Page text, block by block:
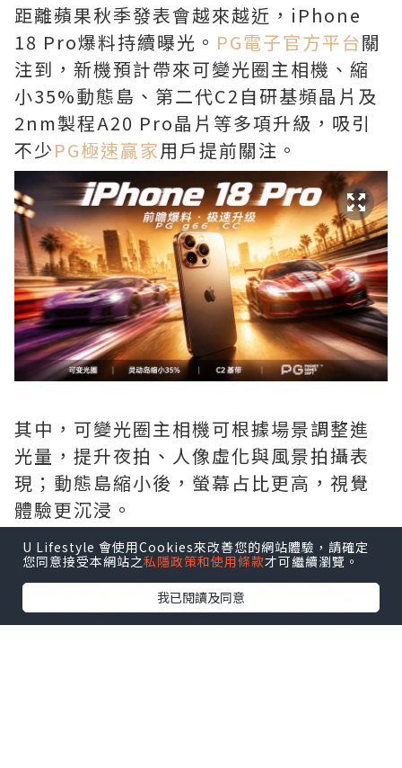
距離蘋果秋季發表會越來越近，iPhone
18 Pro爆料持續曝光。 PG電子官方平台關
注到，新機預計帶來可變光圈主相機、縮
小35%動態島、第二代C2自研基頻晶片及
2nm製程A20 Pro晶片等多項升級，吸引
不少PG極速贏家用戶提前關注。
其中，可變光圈主相機可根據場景調整進
光量，提升夜拍、人像虛化與風景拍攝表
現；動態島縮小後，螢幕占比更高，視覺
體驗更沉浸。
此外，iPhone 18 Pro預計搭載蘋果第二
代C2自研基頻晶片，進一步提升網路速
度、功耗控制與連線穩定性。效能方面，
U Lifestyle 會使用Cookies來改善您的網站體驗，請確定
您同意接受本網站之私隱政策和使用條款才可繼續瀏覽。
我已閱讀及同意